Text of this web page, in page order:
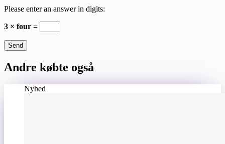
Please enter an answer in digits:
3 × four =
Send
Andre købte også
Nyhed